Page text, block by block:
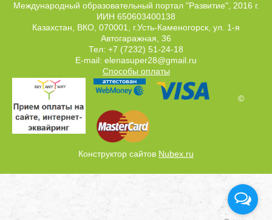
Международный образовательный портал "Развитие", 2016 г.
ИИН 650603400138
Казахстан, ВКО, 070001, г.Усть-Каменогорск, ул. 1-я
Автогаражная, 36
Тел: +7 (7232) 51-24-18
E-mail: elenasuper28@gmail.ru
Способы оплаты
©
Конструктор сайтов Nubex.ru